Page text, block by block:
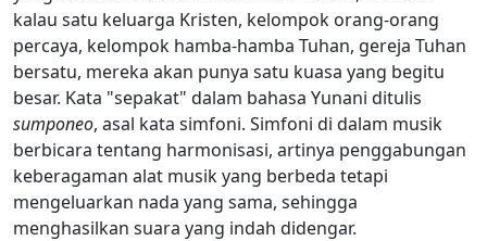
kalau satu keluarga Kristen, kelompok orang-orang
percaya, kelompok hamba-hamba Tuhan, gereja Tuhan
bersatu, mereka akan punya satu kuasa yang begitu
besar. Kata "sepakat" dalam bahasa Yunani ditulis
sumponeo, asal kata simfoni. Simfoni di dalam musik
berbicara tentang harmonisasi, artinya penggabungan
keberagaman alat musik yang berbeda tetapi
mengeluarkan nada yang sama, sehingga
menghasilkan suara yang indah didengar.